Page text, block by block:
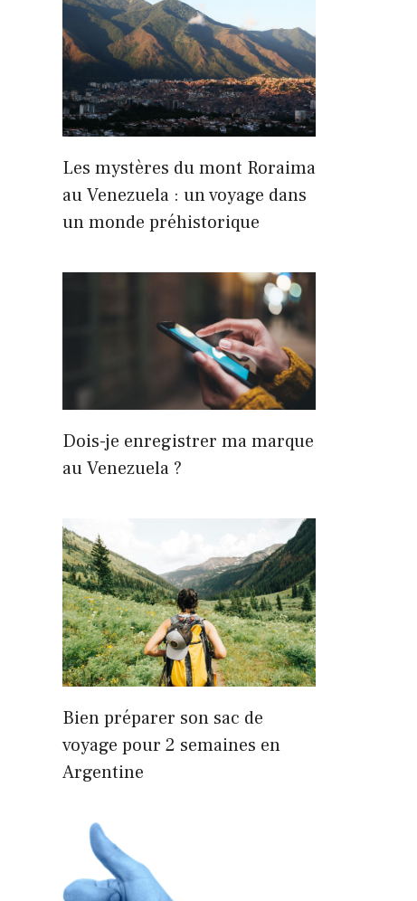
Les mystères du mont Roraima
au Venezuela : un voyage dans
un monde préhistorique
Dois-je enregistrer ma marque
au Venezuela ?
Bien préparer son sac de
voyage pour 2 semaines en
Argentine